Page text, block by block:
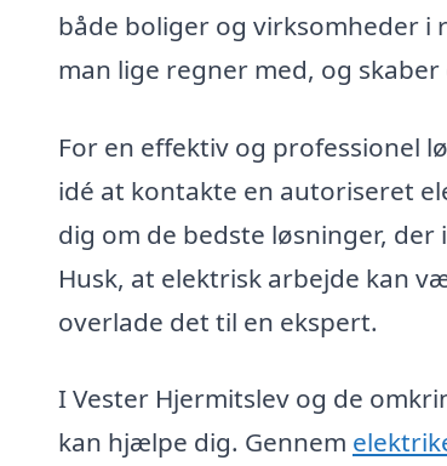
både boliger og virksomheder i
man lige regner med, og
For en effektiv og professionel
idé at kontakte en autoriseret
dig om de bedste løsninger,
Husk, at elektrisk arbejde kan
overlade det til en ekspert.
I Vester Hjermitslev og de
kan hjælpe dig. Gennem